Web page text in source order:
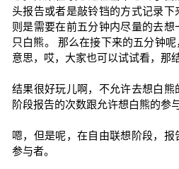
头报告或者是敲铃铛的方式记录下
则是需要在前五分钟内尽量的去
只白熊。 那么在接下来的五分钟
意思，哎，大家也可以试试看，那
结果很好玩儿啊，不允许去想白
阶段报告的次数跟允许想白熊的参
嗯，但是呢，在自由联想阶段，
参与者。